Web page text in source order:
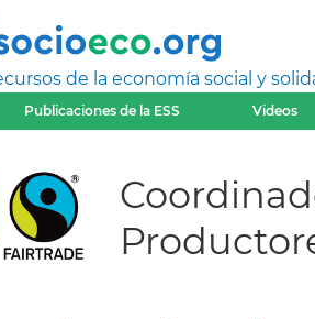
de la economía social y
Publicaciones de la ESS Videos